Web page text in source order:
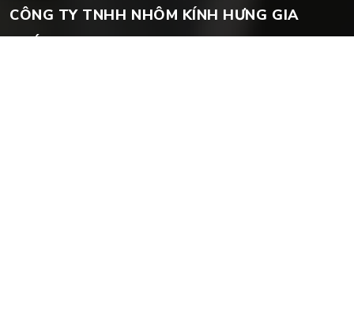
CÔNG TY TNHH NHÔM KÍNH HƯNG GIA